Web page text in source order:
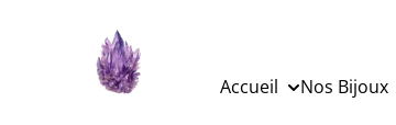
Accueil
Nos Bijoux